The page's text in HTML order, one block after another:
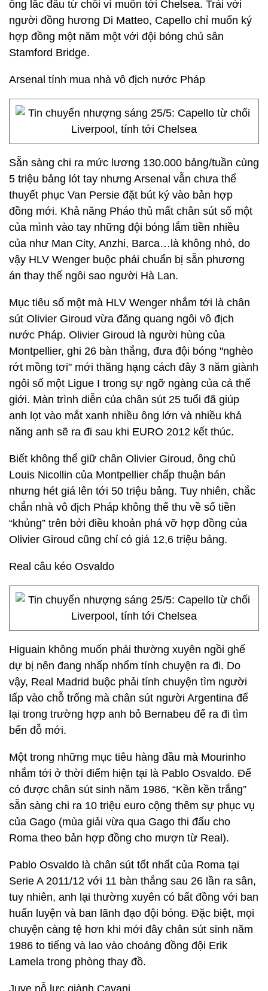
ông lắc đầu từ chối vì muốn tới Chelsea. Trái với
người đồng hương Di Matteo, Capello chỉ muốn ký
hợp đồng một năm một với đội bóng chủ sân
Stamford Bridge.
Arsenal tính mua nhà vô địch nước Pháp
Sẵn sàng chi ra mức lương 130.000 bảng/tuần cùng
5 triệu bảng lót tay nhưng Arsenal vẫn chưa thể
thuyết phục Van Persie đặt bút ký vào bản hợp
đồng mới. Khả năng Pháo thủ mất chân sút số một
của mình vào tay những đội bóng lắm tiền nhiều
của như Man City, Anzhi, Barca…là không nhỏ, do
vậy HLV Wenger buộc phải chuẩn bị sẵn phương
án thay thế ngôi sao người Hà Lan.
Mục tiêu số một mà HLV Wenger nhắm tới là chân
sút Olivier Giroud vừa đăng quang ngôi vô địch
nước Pháp. Olivier Giroud là người hùng của
Montpellier, ghi 26 bàn thắng, đưa đội bóng "nghèo
rớt mồng tơi" mới thăng hạng cách đây 3 năm giành
ngôi số một Ligue I trong sự ngỡ ngàng của cả thế
giới. Màn trình diễn của chân sút 25 tuổi đã giúp
anh lọt vào mắt xanh nhiều ông lớn và nhiều khả
năng anh sẽ ra đi sau khi EURO 2012 kết thúc.
Biết không thể giữ chân Olivier Giroud, ông chủ
Louis Nicollin của Montpellier chấp thuận bán
nhưng hét giá lên tới 50 triệu bảng. Tuy nhiên, chắc
chắn nhà vô địch Pháp không thể thu về số tiền
“khủng” trên bởi điều khoản phá vỡ hợp đồng của
Olivier Giroud cũng chỉ có giá 12,6 triệu bảng.
Real câu kéo Osvaldo
Higuain không muốn phải thường xuyên ngồi ghế
dự bị nên đang nhấp nhổm tính chuyện ra đi. Do
vậy, Real Madrid buộc phải tính chuyện tìm người
lấp vào chỗ trống mà chân sút người Argentina để
lại trong trường hợp anh bỏ Bernabeu để ra đi tìm
bến đỗ mới.
Một trong những mục tiêu hàng đầu mà Mourinho
nhắm tới ở thời điểm hiện tại là Pablo Osvaldo. Để
có được chân sút sinh năm 1986, “Kền kền trắng”
sẵn sàng chi ra 10 triệu euro cộng thêm sự phục vụ
của Gago (mùa giải vừa qua Gago thi đấu cho
Roma theo bản hợp đồng cho mượn từ Real).
Pablo Osvaldo là chân sút tốt nhất của Roma tại
Serie A 2011/12 với 11 bàn thắng sau 26 lần ra sân,
tuy nhiên, anh lại thường xuyên có bất đồng với ban
huấn luyện và ban lãnh đạo đội bóng. Đặc biệt, mọi
chuyện càng tệ hơn khi mới đây chân sút sinh năm
1986 to tiếng và lao vào choảng đồng đội Erik
Lamela trong phòng thay đồ.
Juve nỗ lực giành Cavani